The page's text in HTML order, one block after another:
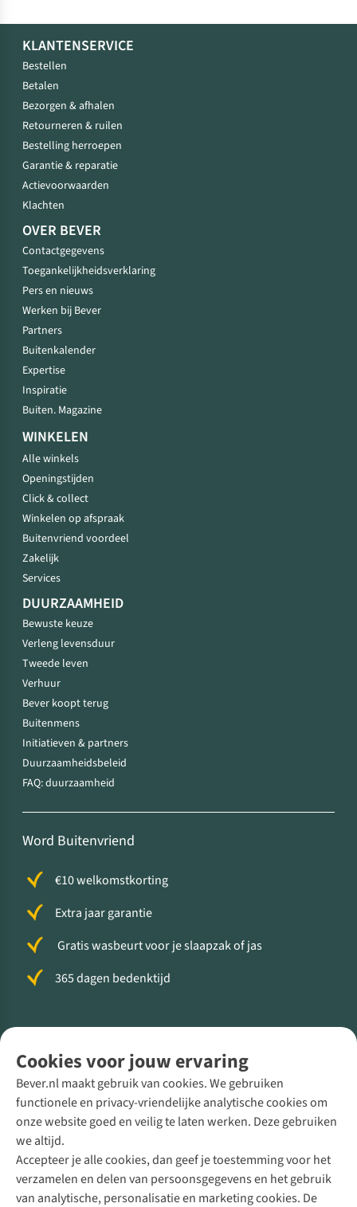
Cookies voor jouw ervaring
Bever.nl maakt gebruik van cookies. We gebruiken
functionele en privacy-vriendelijke analytische cookies om
onze website goed en veilig te laten werken. Deze gebruiken
we altijd.
Accepteer je alle cookies, dan geef je toestemming voor het
verzamelen en delen van persoonsgegevens en het gebruik
van analytische, personalisatie en marketing cookies. De
KLANTENSERVICE
Bestellen
Betalen
Bezorgen & afhalen
Retourneren & ruilen
Bestelling herroepen
Garantie & reparatie
Actievoorwaarden
Klachten
OVER BEVER
Contactgegevens
Toegankelijkheidsverklaring
Pers en nieuws
Werken bij Bever
Partners
Buitenkalender
Expertise
Inspiratie
Buiten. Magazine
WINKELEN
Alle winkels
Openingstijden
Click & collect
Winkelen op afspraak
Buitenvriend voordeel
Zakelijk
Services
DUURZAAMHEID
Bewuste keuze
Verleng levensduur
Tweede leven
Verhuur
Bever koopt terug
Buitenmens
Initiatieven & partners
Duurzaamheidsbeleid
FAQ: duurzaamheid
Word Buitenvriend
€10 welkomstkorting
Extra jaar garantie
Gratis wasbeurt voor je slaapzak of jas
365 dagen bedenktijd
Direct advies van een Buitenexpert
+31 (0)85 888 50 88
+31 6 12 28 49 80